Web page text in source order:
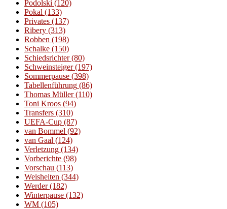
Podolski (120)
Pokal (133)
Privates (137)
Ribery (313)
Robben (198)
Schalke (150)
Schiedsrichter(80)
Schweinsteiger(197)
Sommerpause (398)
Tabellenführung (86)
Thomas Müller(110)
Toni Kroos (94)
Transfers (310)
UEFA-Cup (87)
van Bommel (92)
van Gaal (124)
Verletzung (134)
Vorberichte (98)
Vorschau (113)
Weisheiten (344)
Werder(182)
Winterpause (132)
WM (105)